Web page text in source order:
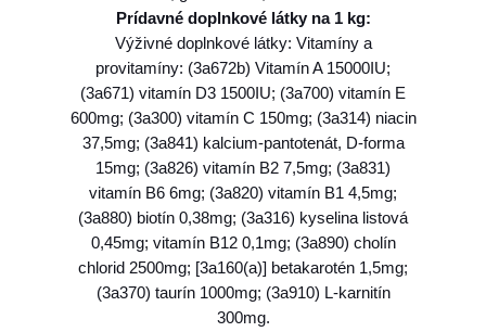
K
I
N
(
G
F
)
a
d
u
l
t
Prídavné doplnkové látky na 1 kg:
Výživné doplnkové látky: Vitamíny a
provitamíny: (3a672b) Vitamín A 15000IU;
(3a671) vitamín D3 1500IU; (3a700) vitamín E
600mg; (3a300) vitamín C 150mg; (3a314) niacin
37,5mg; (3a841) kalcium-pantotenát, D-forma
15mg; (3a826) vitamín B2 7,5mg; (3a831)
vitamín B6 6mg; (3a820) vitamín B1 4,5mg;
(3a880) biotín 0,38mg; (3a316) kyselina listová
0,45mg; vitamín B12 0,1mg; (3a890) cholín
chlorid 2500mg; [3a160(a)] betakarotén 1,5mg;
(3a370) taurín 1000mg; (3a910) L-karnitín
300mg.